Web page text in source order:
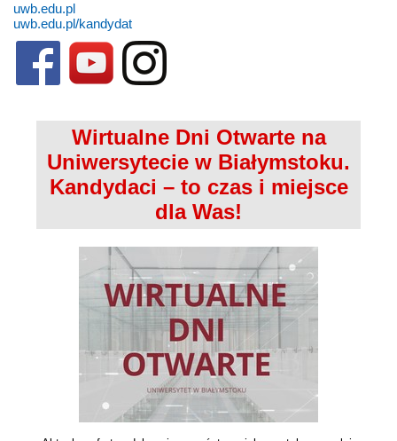
uwb.edu.pl
uwb.edu.pl/kandydat
Wirtualne Dni Otwarte na
Uniwersytecie w Białymstoku.
Kandydaci – to czas i miejsce
dla Was!